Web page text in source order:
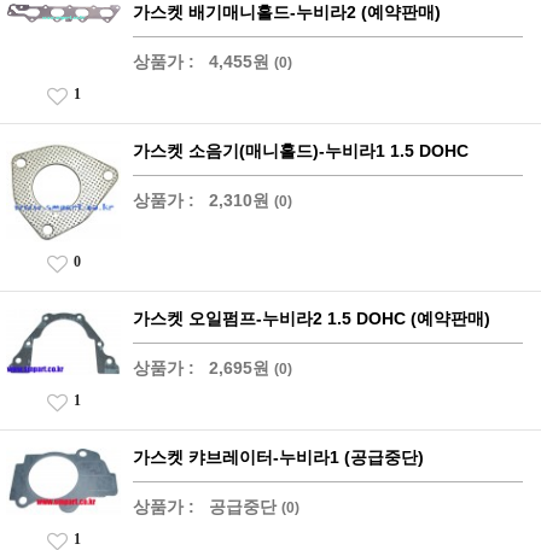
가스켓 배기매니홀드-누비라2 (예약판매)
상품가 : 4,455원 (0)
1
가스켓 소음기(매니홀드)-누비라1 1.5 DOHC
상품가 : 2,310원 (0)
0
가스켓 오일펌프-누비라2 1.5 DOHC (예약판매)
상품가 : 2,695원 (0)
1
가스켓 캬브레이터-누비라1 (공급중단)
상품가 : 공급중단 (0)
1